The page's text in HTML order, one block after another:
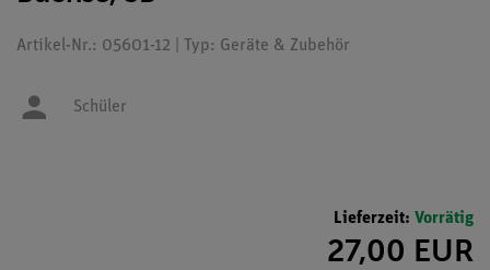
Artikel-Nr.: 05601-12 | Typ: Geräte & Zubehör
Schüler
Lieferzeit: Vorrätig
27,00 EUR